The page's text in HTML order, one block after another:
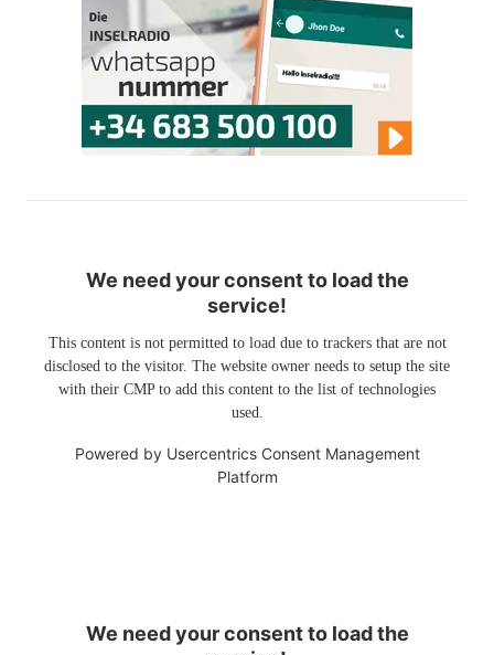
We need your consent to load the
service!
This content is not permitted to load due to trackers that are not
disclosed to the visitor. The website owner needs to setup the site
with their CMP to add this content to the list of technologies
used.
Powered by Usercentrics Consent Management
Platform
We need your consent to load the